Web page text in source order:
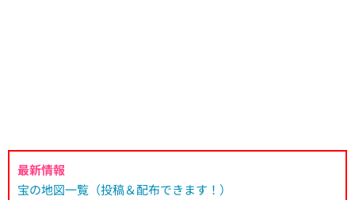
最新情報
宝の地図一覧（投稿＆配布できます！）